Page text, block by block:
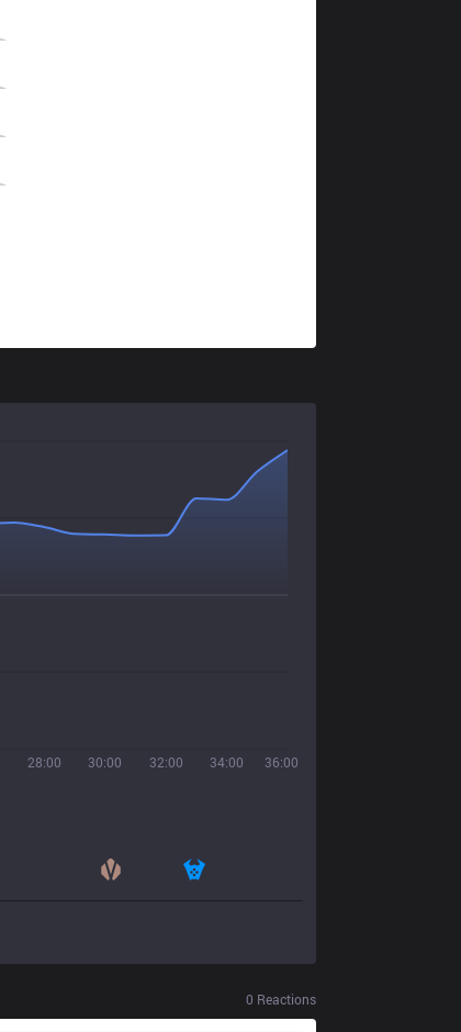
28:00 30:00 32:00 34:00 36:00
0 Reactions